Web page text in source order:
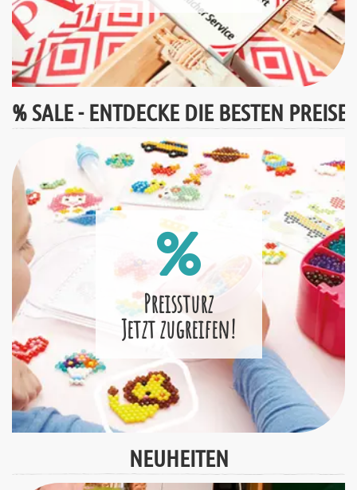
% SALE - ENTDECKE DIE BESTEN PREISE
Preissturz
Jetzt zugreifen!
NEUHEITEN